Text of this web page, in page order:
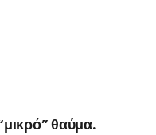
θαύμα.